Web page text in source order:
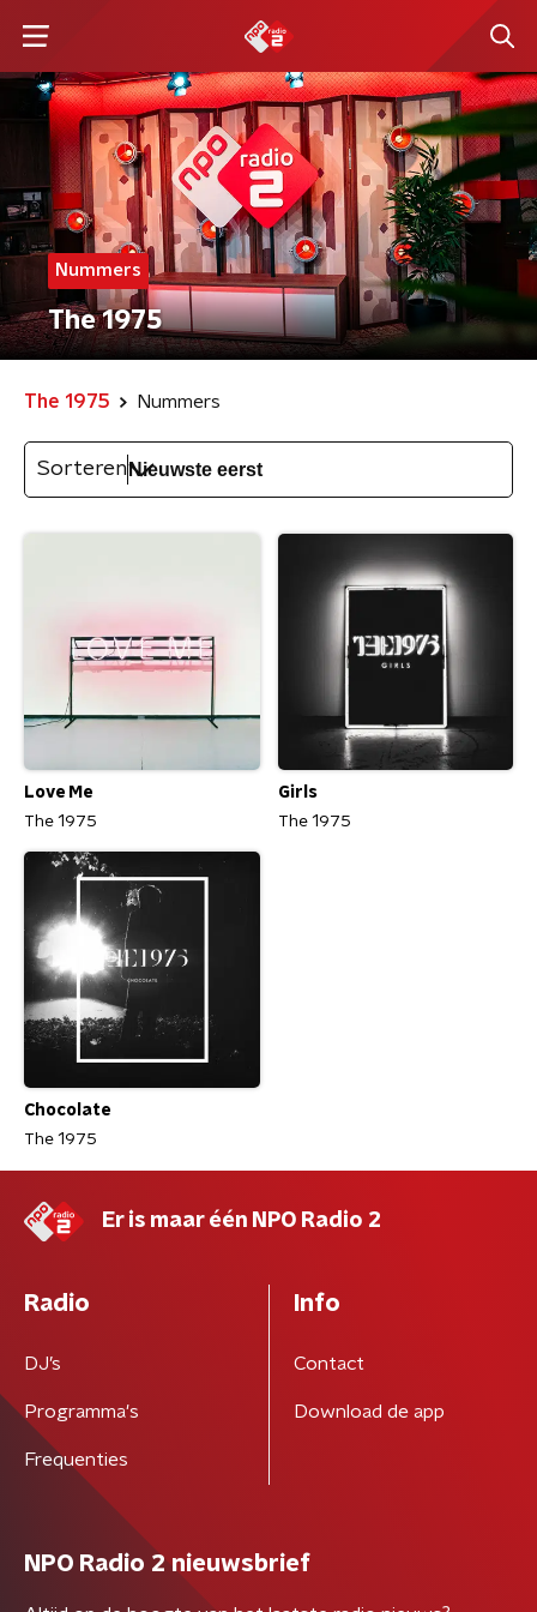
Nummers
The 1975
The 1975 Nummers
Sorteren
Love Me
The 1975
Girls
The 1975
Chocolate
The 1975
Er is maar één NPO Radio 2
Radio
DJ’s
Programma's
Frequenties
Info
Contact
Download de app
NPO Radio 2 nieuwsbrief